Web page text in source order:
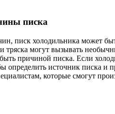
писка
писк холодильника может
могут вызывать
причиной писка. Если
определить источник писка и
которые смогут